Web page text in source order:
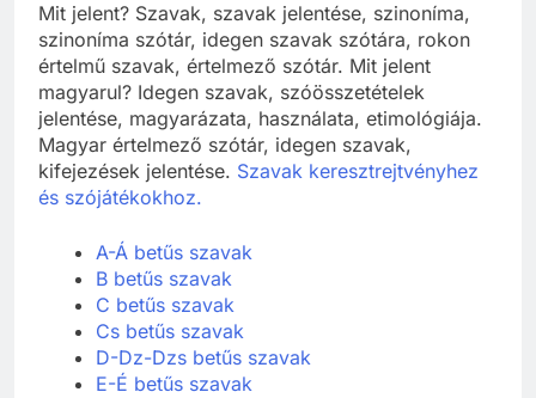
Mit jelent? Szavak, szavak jelentése, szinoníma,
szinoníma szótár, idegen szavak szótára, rokon
értelmű szavak, értelmező szótár. Mit jelent
magyarul? Idegen szavak, szóösszetételek
jelentése, magyarázata, használata, etimológiája.
Magyar értelmező szótár, idegen szavak,
kifejezések jelentése. Szavak keresztrejtvényhez
és szójátékokhoz.
A-Á betűs szavak
B betűs szavak
C betűs szavak
Cs betűs szavak
D-Dz-Dzs betűs szavak
E-É betűs szavak